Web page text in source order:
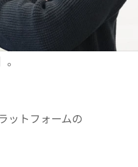
ットフォームの